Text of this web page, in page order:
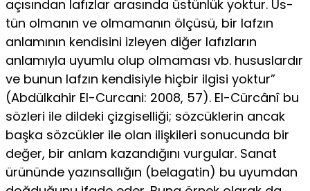
açısından lafızlar arasında üstünlük yoktur. Üs­
tün olmanın ve olmamanın ölçüsü, bir lafzın
anlamının kendi­sini izleyen diğer lafızların
anlamıyla uyumlu olup olmaması vb. hususlardır
ve bunun lafzın kendisiyle hiçbir ilgisi yok­tur”
(Abdülkahir El-Curcani: 2008, 57). El-Cürcânî bu
sözleri ile dildeki çizgiselliği; sözcüklerin ancak
başka sözcükler ile olan ilişkileri sonucunda bir
değer, bir anlam kazandığını vur­gular. Sanat
ürününde yazınsallığın (belagatin) bu uyumdan